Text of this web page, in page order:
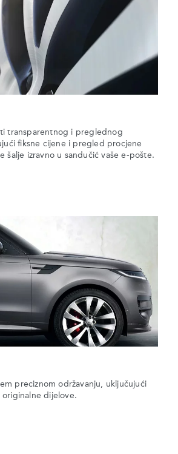
transparentnog i preglednog
fiksne cijene i pregled procjene
šalje izravno u sandučić vaše e-pošte.
preciznom održavanju, uključujući
dijelove.